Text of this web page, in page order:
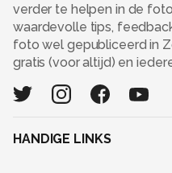
verder te helpen in de
waardevolle tips,
foto wel gepubliceerd in
gratis (voor altijd) en
HANDIGE LINKS